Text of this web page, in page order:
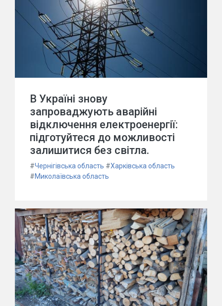
В Україні знову
запроваджують аварійні
відключення електроенергії:
підготуйтеся до можливості
залишитися без світла.
#Чернігівська область #Харківська область
#Миколаївська область